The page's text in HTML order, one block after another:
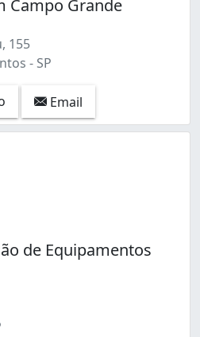
Campo Grande
155
- SP
Email
de Equipamentos